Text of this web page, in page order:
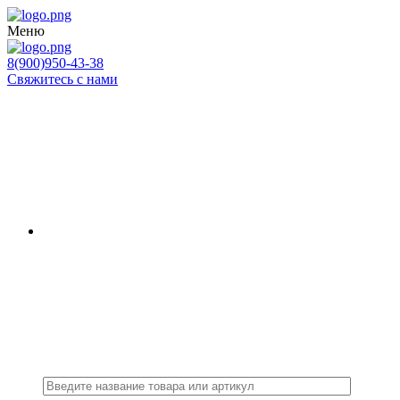
Меню
8(900)950-43-38
Свяжитесь с нами